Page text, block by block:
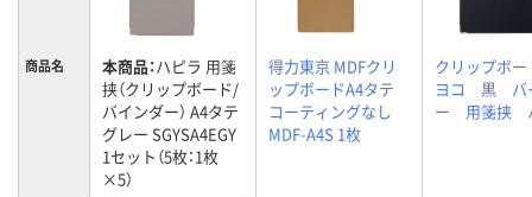
商品名 本商品：ハピラ 用箋
挟（クリップボード/
バインダー） A4タテ
グレー SGYSA4EGY
1セット（5枚：1枚
×5）
得力東京 MDFクリ
ップボードA4タテ
コーティングなし
MDF-A4S 1枚
クリップボ
ヨコ 黒 バ
ー 用箋挟